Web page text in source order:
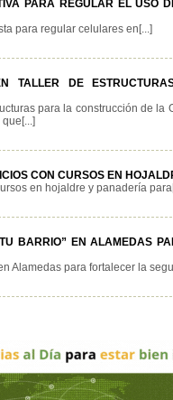
PARA REGULAR EL USO
para regular celulares en[...]
TALLER DE
para la construcción de
CON CURSOS EN
en hojaldre y panadería
BARRIO” EN ALAMEDAS
Alamedas para fortalecer la